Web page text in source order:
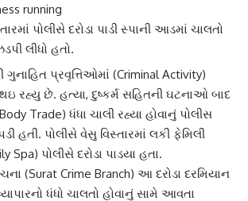
running
પોલીસે દરોડા પાડી સ્પાની આડમાં ચાલતો
લીધો હતો.
ગુનાહિત પ્રવૃત્તિઓમાં (Criminal Activity)
રહ્યુ છે. હત્યા, દુષ્કર્મ સહિતની ઘટનાઓ બાદ
Trade) ધંધા ચાલી રહ્યા હોવાનું પોલીસ
હતી. પોલીસે વેસુ વિસ્તારમાં લકી ફેમિલી
Spa) પોલીસે દરોડા પાડયા હતા.
(Surat Crime Branch) આ દરોડા દરમિયાન
નો ધંધો ચાલતો હોવાનું સામે આવતા